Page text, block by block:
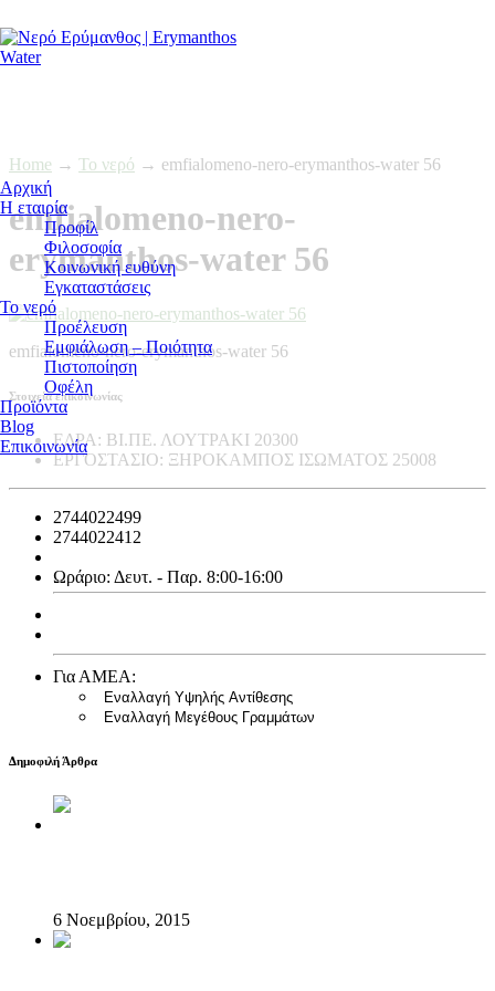
Αρχική
Η εταιρία
Προφίλ
Φιλοσοφία
Κοινωνική ευθύνη
Εγκαταστάσεις
Το νερό
Προέλευση
Εμφιάλωση – Ποιότητα
Πιστοποίηση
Οφέλη
Προϊόντα
Blog
Επικοινωνία
Home → Το νερό → emfialomeno-nero-erymanthos-water 56
emfialomeno-nero-
erymanthos-water 56
emfialomeno-nero-erymanthos-water 56
Στοιχεία επικοινωνίας
ΕΔΡΑ: ΒΙ.ΠΕ. ΛΟΥΤΡΑΚΙ 20300
ΕΡΓΟΣΤΑΣΙΟ: ΞΗΡΟΚΑΜΠΟΣ ΙΣΩΜΑΤΟΣ 25008
2744022499
2744022412
Ωράριο: Δευτ. - Παρ. 8:00-16:00
Για ΑΜΕΑ:
Εναλλαγή Υψηλής Αντίθεσης
Εναλλαγή Μεγέθους Γραμμάτων
Δημοφιλή Άρθρα
6 Νοεμβρίου, 2015